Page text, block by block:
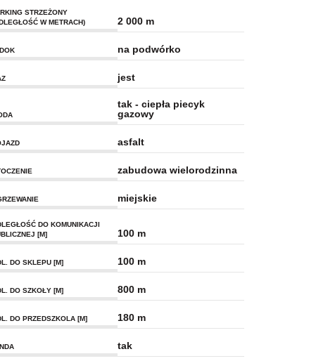
STRZEŻONY
W METRACH)
2 000 m
na podwórko
jest
tak - ciepła piecyk
gazowy
asfalt
zabudowa wielorodzinna
miejskie
DO KOMUNIKACJI
[M]
100 m
DO SKLEPU [M] 100 m
DO SZKOŁY [M] 800 m
DO PRZEDSZKOLA [M] 180 m
tak